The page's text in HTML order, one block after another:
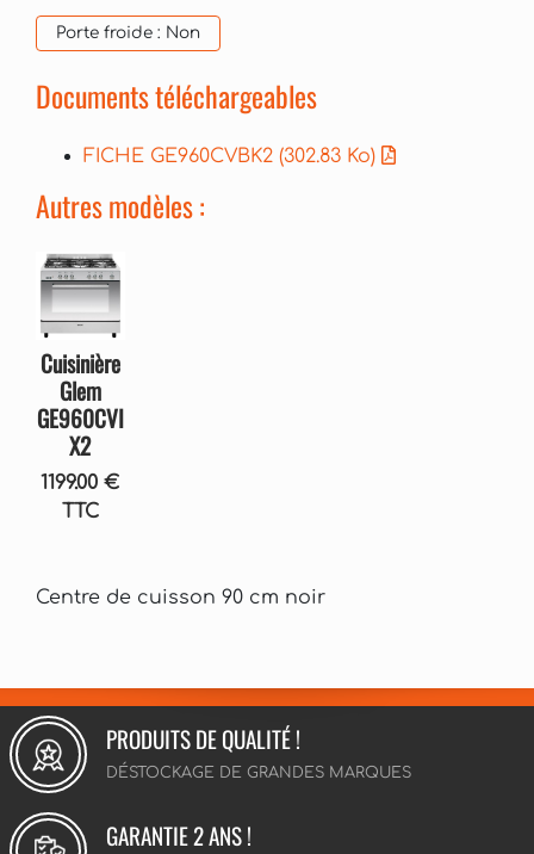
Porte froide : Non
Documents téléchargeables
FICHE GE960CVBK2 (302.83 Ko)
Autres modèles :
Cuisinière
Glem
GE960CVI
X2
1199.00 €
TTC
Centre de cuisson 90 cm noir
PRODUITS DE QUALITÉ !
DÉSTOCKAGE DE GRANDES MARQUES
GARANTIE 2 ANS !